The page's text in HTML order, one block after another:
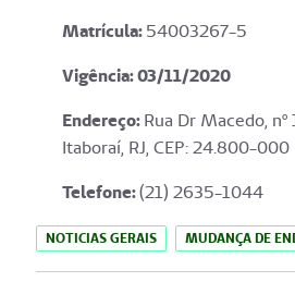
Matrícula:54003267-5
Vigência: 03/11/2020
Endereço:Rua Dr Macedo, nº
Itaboraí, RJ, CEP: 24.800-000
Telefone:(21) 2635-1044
NOTICIAS GERAIS MUDANÇA DE